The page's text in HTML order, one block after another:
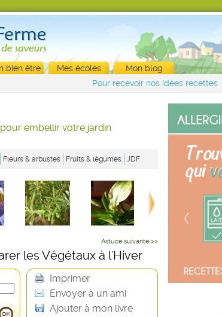
bien être Mes écoles
Mon blog
Pour recevoir nos idées recettes :
embellir votre jardin
Fleurs & arbustes Fruits & légumes JDF
Astuce suivante >>
les Végétaux à l'Hiver
Imprimer
Envoyer à un ami
Ajouter à mon livre